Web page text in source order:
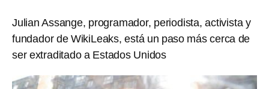
Julian Assange, programador, periodista, activista y
fundador de WikiLeaks, está un paso más cerca de
ser extraditado a Estados Unidos